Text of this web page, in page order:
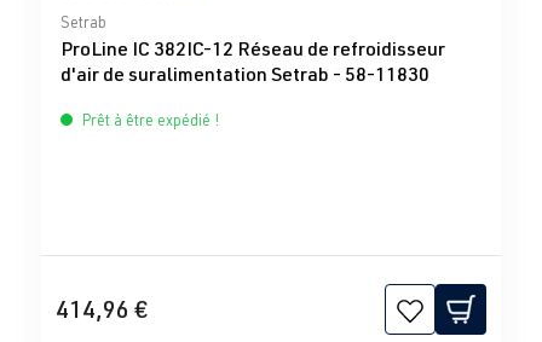
Note moyenne de 0 sur 5 étoiles
Setrab
ProLine IC 382IC-12 Réseau de refroidisseur
d'air de suralimentation Setrab - 58-11830
Prêt à être expédié !
414,96 €